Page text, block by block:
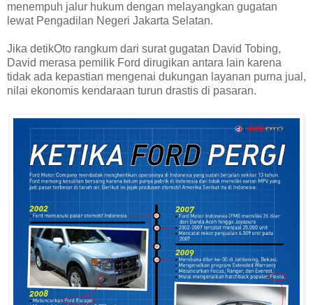
menempuh jalur hukum dengan melayangkan gugatan
lewat Pengadilan Negeri Jakarta Selatan.
Jika detikOto rangkum dari surat gugatan David Tobing,
David merasa pemilik Ford dirugikan antara lain karena
tidak ada kepastian mengenai dukungan layanan purna jual,
nilai ekonomis kendaraan turun drastis di pasaran.